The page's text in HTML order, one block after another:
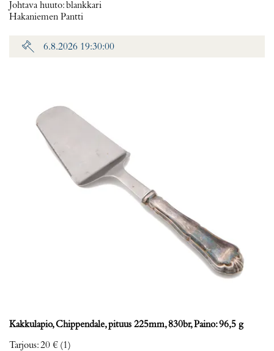
Johtava huuto: blankkari
Hakaniemen Pantti
6.8.2026 19:30:00
Kakkulapio, Chippendale, pituus 225mm, 830br, Paino: 96,5 g
Tarjous:20 € (1)